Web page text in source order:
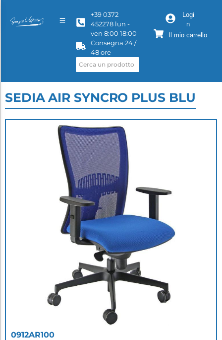
+39 0372
452278 lun -
ven 8:00 18:00
Consegna 24 /
48 ore
Logi
n
Il mio carrello
SEDIA AIR SYNCRO PLUS BLU
0912AR100